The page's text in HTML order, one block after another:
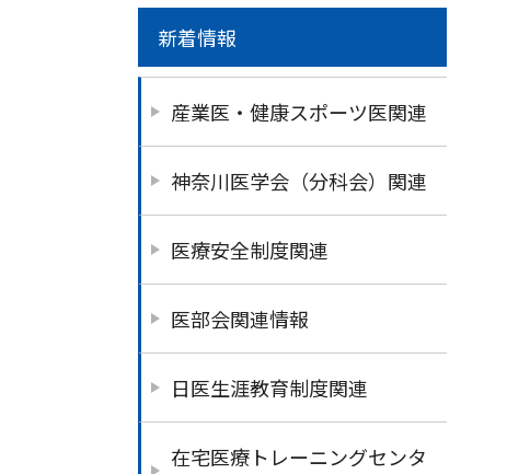
新着情報
産業医・健康スポーツ医関連
神奈川医学会（分科会）関連
医療安全制度関連
医部会関連情報
日医生涯教育制度関連
在宅医療トレーニングセンタ